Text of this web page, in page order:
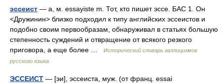
эссеист — а, м. essayiste m. Тот, кто пишет эссе. БАС 1. Он
<Дружинин> близко подходил к типу английских эссеистов и
подобно своим первообразам, обнаруживал в статьях большую
степенность суждений и отвращение от всякого резкого
приговора, а еще более …
Исторический словарь галлицизмов
русского языка
ЭССЕИСТ — [эи], эссеиста, муж. (от франц. essai